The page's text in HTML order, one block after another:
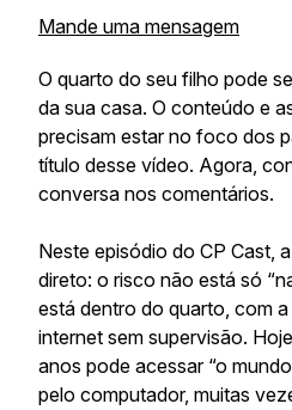
Mande uma mensagem
O quarto do seu filho pode
da sua casa. O conteúdo e
precisam estar no foco dos
título desse vídeo. Agora,
conversa nos comentários.
Neste episódio do CP Cast,
direto: o risco não está só
está dentro do quarto, com
internet sem supervisão.
anos pode acessar “o
pelo computador, muitas